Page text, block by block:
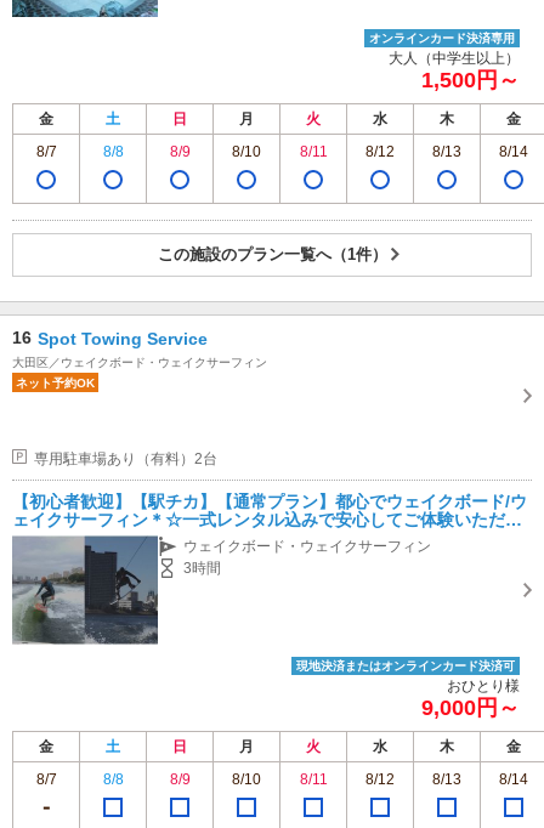
オンラインカード決済専用
大人（中学生以上）
1,500円～
金 土 日 月 火 水 木
金
8/7
8/8 8/9 8/10 8/11 8/12 8/13 8/14
この施設のプラン一覧へ（1件）
16 Spot Towing Service
大田区／ウェイクボード・ウェイクサーフィン
ネット予約OK
専用駐車場あり（有料）2台
【初心者歓迎】【駅チカ】【通常プラン】都心でウェイクボード/ウ
ェイクサーフィン＊☆一式レンタル込みで安心してご体験いただけ
ます♪）
ウェイクボード・ウェイクサーフィン
3時間
現地決済またはオンラインカード決済可
おひとり様
9,000円～
金 土 日 月 火 水 木
金
8/7
8/8 8/9 8/10 8/11 8/12 8/13 8/14